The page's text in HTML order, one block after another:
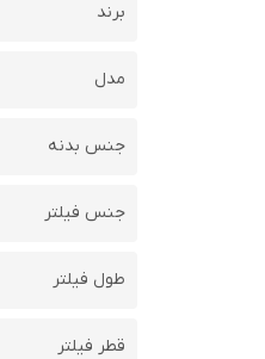
برند
مدل
جنس بدنه
جنس فیلتر
طول فیلتر
قطر فیلتر